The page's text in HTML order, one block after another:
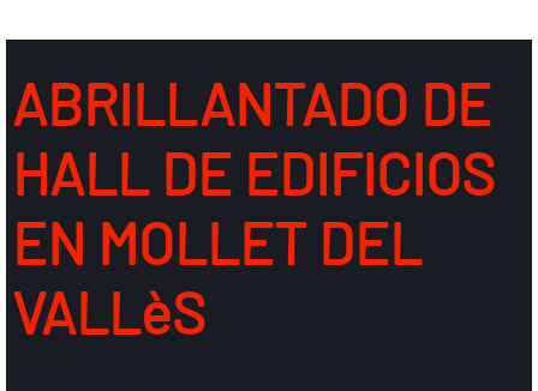
ABRILLANTADO DE
HALL DE EDIFICIOS
EN MOLLET DEL
VALLèS